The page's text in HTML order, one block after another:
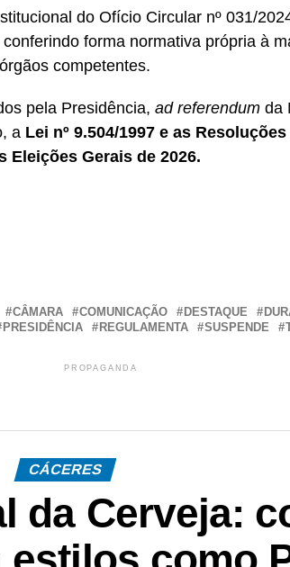
do Ofício Circular nº 031/
forma normativa própria à
competentes.
pela Presidência, ad referendum da
a Lei nº 9.504/1997 e as
Eleições Gerais de 2026.
CÂMARA COMUNICAÇÃO DESTAQUE
PRESIDÊNCIA REGULAMENTA SUSPENDE
PROPAGANDA
CÁCERES
da Cerveja: